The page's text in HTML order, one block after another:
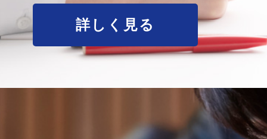
詳しく見る